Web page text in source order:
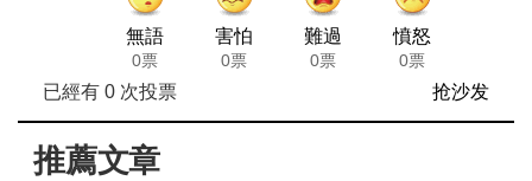
無語
0票
害怕
0票
難過
0票
憤怒
0票
已經有 0次投票 抢沙发
推薦文章